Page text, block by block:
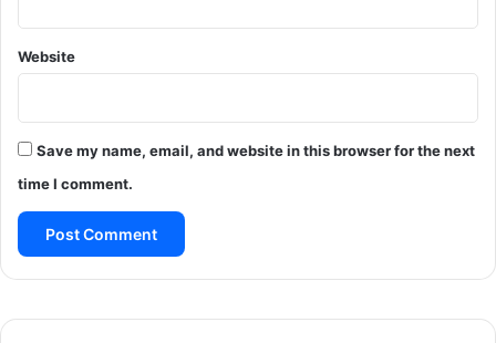
Website
Save my name, email, and website in this browser for the next
time I comment.